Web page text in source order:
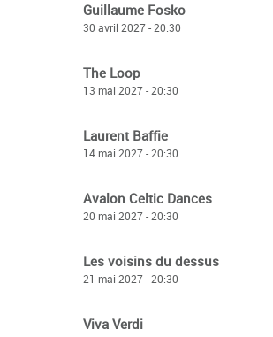
Guillaume Fosko
30 avril 2027 - 20:30
The Loop
13 mai 2027 - 20:30
Laurent Baffie
14 mai 2027 - 20:30
Avalon Celtic Dances
20 mai 2027 - 20:30
Les voisins du dessus
21 mai 2027 - 20:30
Viva Verdi